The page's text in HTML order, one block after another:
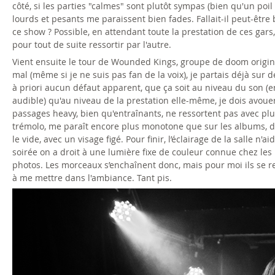
côté, si les parties "calmes" sont plutôt sympas (bien qu'un
lourds et pesants me paraissent bien fades. Fallait-il peut-
ce show ? Possible, en attendant toute la prestation de ces
pour tout de suite ressortir par l'autre.
Vient ensuite le tour de Wounded Kings, groupe de doom
mal (même si je ne suis pas fan de la voix), je partais déjà
à priori aucun défaut apparent, que ça soit au niveau du son
audible) qu'au niveau de la prestation elle-même, je dois
passages heavy, bien qu'entraînants, ne ressortent pas avec
trémolo, me paraît encore plus monotone que sur les
le vide, avec un visage figé. Pour finir, l’éclairage de la salle
soirée on a droit à une lumière fixe de couleur connue chez
photos. Les morceaux s’enchaînent donc, mais pour moi ils
à me mettre dans l'ambiance. Tant pis.